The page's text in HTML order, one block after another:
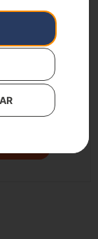
525RXT
Mark II
kr